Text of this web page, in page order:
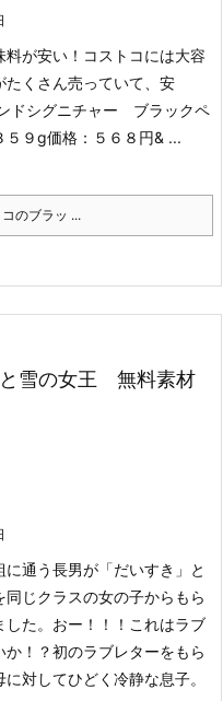
が安い！ コストコには大容
たくさん売っていて、安
ドシグニチャー ブラックペ
５９g価格：５６８円& ...
のブラッ ...
雪の女王 無料素材
に通う長男が「だいすき」と
同じクラスの女の子からもら
た。 おー！！！これはラブ
か！？初のラブレターをもら
対してひどく冷静な息子。